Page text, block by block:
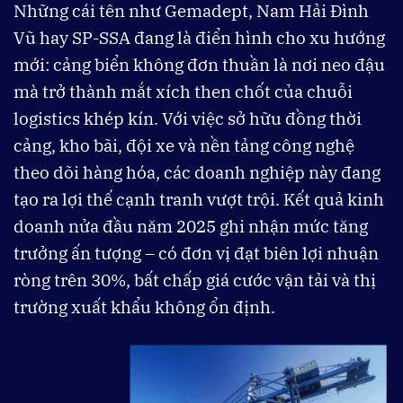
Những cái tên như Gemadept, Nam Hải Đình
Vũ hay SP-SSA đang là điển hình cho xu hướng
mới: cảng biển không đơn thuần là nơi neo đậu
mà trở thành mắt xích then chốt của chuỗi
logistics khép kín. Với việc sở hữu đồng thời
cảng, kho bãi, đội xe và nền tảng công nghệ
theo dõi hàng hóa, các doanh nghiệp này đang
tạo ra lợi thế cạnh tranh vượt trội. Kết quả kinh
doanh nửa đầu năm 2025 ghi nhận mức tăng
trưởng ấn tượng – có đơn vị đạt biên lợi nhuận
ròng trên 30%, bất chấp giá cước vận tải và thị
trường xuất khẩu không ổn định.